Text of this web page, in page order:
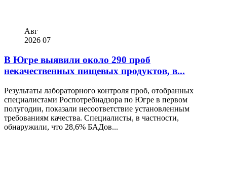
Авг
2026 07
В Югре выявили около 290 проб
некачественных пищевых продуктов, в...
Результаты лабораторного контроля проб, отобранных
специалистами Роспотребнадзора по Югре в первом
полугодии, показали несоответствие установленным
требованиям качества. Специалисты, в частности,
обнаружили, что 28,6% БАДов...